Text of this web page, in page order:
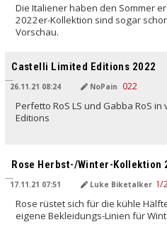
Die Italiener haben den Sommer
2022er-Kollektion sind sogar
Vorschau.
Castelli Limited Editions 2022
26.11.21 08:24 NoPain
Perfetto RoS LS und Gabba RoS
Editions
Rose Herbst-/Winter-Kollektion
17.11.21 07:51 Luke Biketalker
Rose rüstet sich für die kühle
eigene Bekleidungs-Linien für